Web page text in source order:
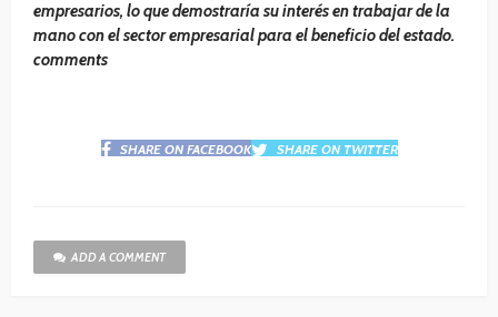
empresarios, lo que demostraría su interés en trabajar de la
mano con el sector empresarial para el beneficio del estado.
comments
SHARE ON FACEBOOK SHARE ON TWITTER
ADD A COMMENT